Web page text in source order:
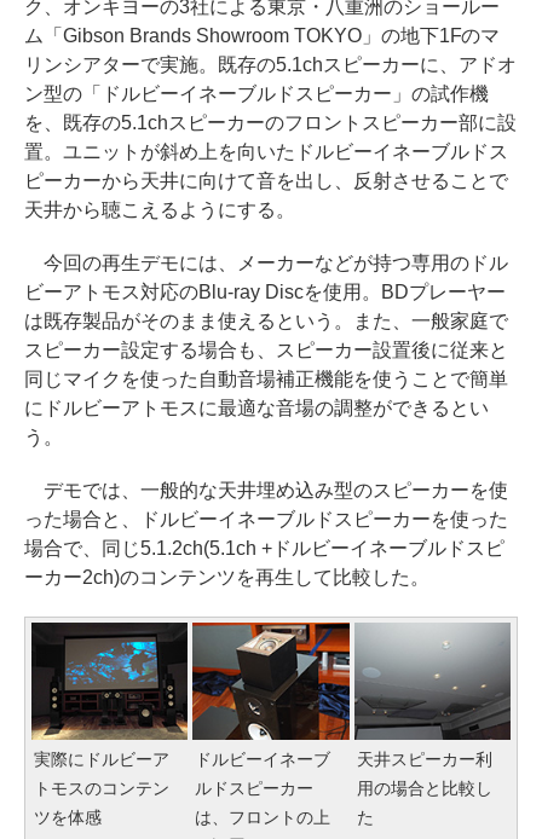
ク、オンキヨーの3社による東京・八重洲のショールー
ム「Gibson Brands Showroom TOKYO」の地下1Fのマ
リンシアターで実施。既存の5.1chスピーカーに、アドオ
ン型の「ドルビーイネーブルドスピーカー」の試作機
を、既存の5.1chスピーカーのフロントスピーカー部に設
置。ユニットが斜め上を向いたドルビーイネーブルドス
ピーカーから天井に向けて音を出し、反射させることで
天井から聴こえるようにする。
今回の再生デモには、メーカーなどが持つ専用のドル
ビーアトモス対応のBlu-ray Discを使用。BDプレーヤー
は既存製品がそのまま使えるという。また、一般家庭で
スピーカー設定する場合も、スピーカー設置後に従来と
同じマイクを使った自動音場補正機能を使うことで簡単
にドルビーアトモスに最適な音場の調整ができるとい
う。
デモでは、一般的な天井埋め込み型のスピーカーを使
った場合と、ドルビーイネーブルドスピーカーを使った
場合で、同じ5.1.2ch(5.1ch +ドルビーイネーブルドスピ
ーカー2ch)のコンテンツを再生して比較した。
実際にドルビーア
トモスのコンテン
ツを体感
ドルビーイネーブ
ルドスピーカー
は、フロントの上
天井スピーカー利
用の場合と比較し
た